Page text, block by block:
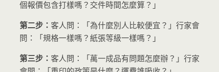
個報價包含打樣嗎？交件時間怎麼算？」
第二步： 客人問：「為什麼別人比較便宜？」行家會
問：「規格一樣嗎？紙張等級一樣嗎？」
第三步： 客人問：「萬一成品有問題怎麼辦？」行家